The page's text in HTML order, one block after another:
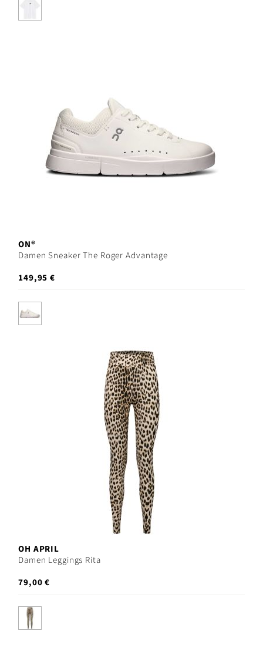
ON®
Damen Sneaker The Roger Advantage
149,95 €
OH APRIL
Damen Leggings Rita
79,00 €